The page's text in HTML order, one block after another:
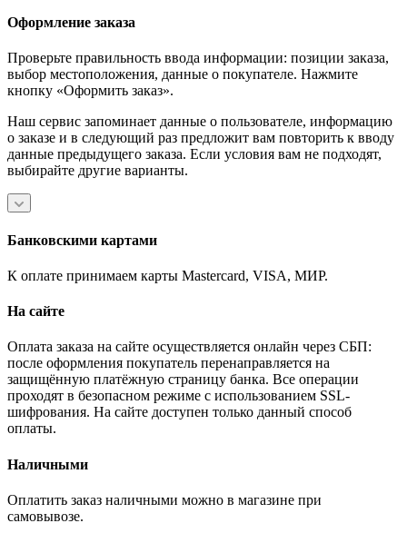
Оформление заказа
Проверьте правильность ввода информации: позиции заказа,
выбор местоположения, данные о покупателе. Нажмите
кнопку «Оформить заказ».
Наш сервис запоминает данные о пользователе, информацию
о заказе и в следующий раз предложит вам повторить к вводу
данные предыдущего заказа. Если условия вам не подходят,
выбирайте другие варианты.
Банковскими картами
К оплате принимаем карты Mastercard, VISA, МИР.
На сайте
Оплата заказа на сайте осуществляется онлайн через СБП:
после оформления покупатель перенаправляется на
защищённую платёжную страницу банка. Все операции
проходят в безопасном режиме с использованием SSL-
шифрования. На сайте доступен только данный способ
оплаты.
Наличными
Оплатить заказ наличными можно в магазине при
самовывозе.